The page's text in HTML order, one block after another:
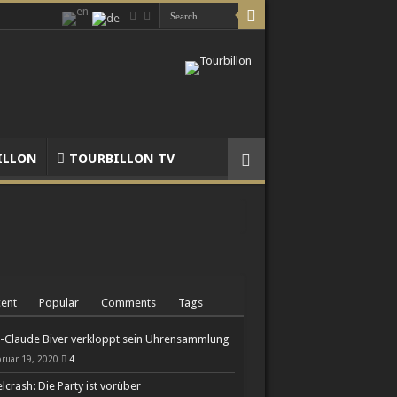
TOURBILLON TV
Popular Comments Tags
Claude Biver verkloppt sein Uhrensammlung
19, 2020 4
Die Party ist vorüber